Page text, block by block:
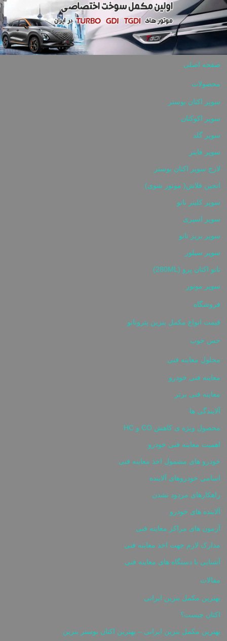
Skip to content
صفحه اصلی
محصولات
سوپر اکتان بوستر
سوپر اکوکتان
سوپر گلد
سوپر فایتر
لارج سوپر اکتان بوستر
انجین فلاش( موتور شوی)
سوپر کلینر نانو
سوپر اسپری
سوپر بریز نانو
سوپر سیلور
نانو اکتان پرو (280ML)
سوپر موتور
فروشگاه
قیمت انواع مکمل بنزین پترونانو
حس خوب
محلول معاینه فنی
معاینه فنی خودرو
معاینه فنی برتر
آلایندگی ها
محصول ویژه ی کاهش CO و HC
اهمیت معاینه فنی خودرو
خودرو های مشمول اخذ معاینه فنی
اسامی خودروهای آلاینده
راهکارهای مردود نشدن
آلاینده های خودرو
آزمون های مراکز معاینه فنی
مدارک لازم جهت اخذ معاینه فنی
آشنایی با دستگاه های معاینه فنی
مقالات
بهترین مکمل بنزین ایرانی
اکتان چیست؟
بهترین مکمل بنزین ایرانی – بهترین اکتان بوستر بنزین